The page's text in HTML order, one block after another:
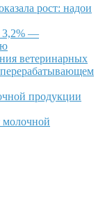
рост: надои
3,2% —
ветеринарных
продукции
молочной